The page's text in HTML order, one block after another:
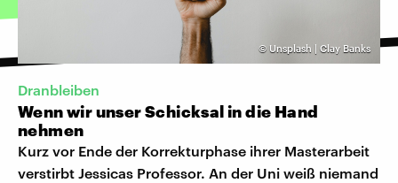
© Unsplash | Clay Banks
Dranbleiben
Wenn wir unser Schicksal in die Hand
nehmen
Kurz vor Ende der Korrekturphase ihrer Masterarbeit
verstirbt Jessicas Professor. An der Uni weiß niemand